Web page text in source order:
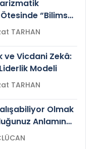
“Bilimsel
Prof.Dr. Nevzat TARHAN
ve Vicdani Zekâ:
Modeli
Prof.Dr. Nevzat TARHAN
Olmak
Anlamına